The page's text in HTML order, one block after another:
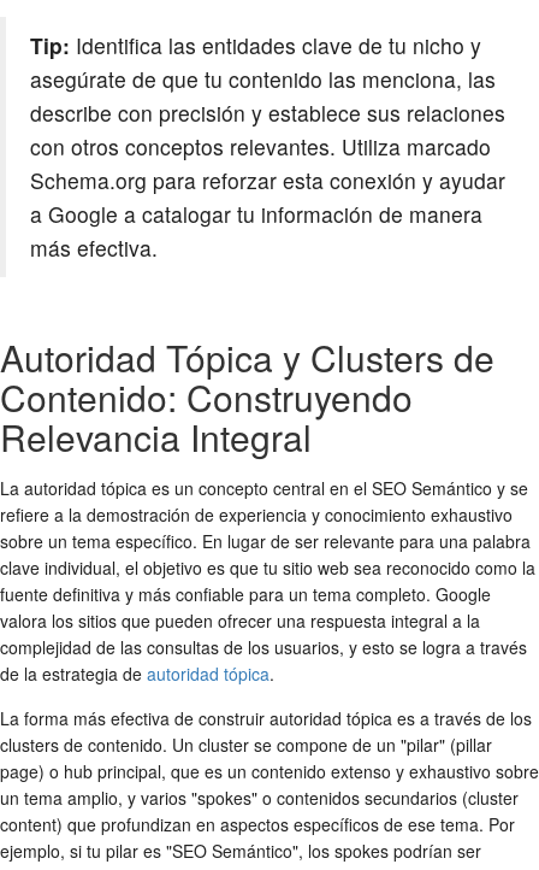
Tip: Identifica las entidades clave de tu nicho y
asegúrate de que tu contenido las menciona, las
describe con precisión y establece sus relaciones
con otros conceptos relevantes. Utiliza marcado
Schema.org para reforzar esta conexión y ayudar
a Google a catalogar tu información de manera
más efectiva.
Autoridad Tópica y Clusters de
Contenido: Construyendo
Relevancia Integral
La autoridad tópica es un concepto central en el SEO Semántico y se
refiere a la demostración de experiencia y conocimiento exhaustivo
sobre un tema específico. En lugar de ser relevante para una palabra
clave individual, el objetivo es que tu sitio web sea reconocido como la
fuente definitiva y más confiable para un tema completo. Google
valora los sitios que pueden ofrecer una respuesta integral a la
complejidad de las consultas de los usuarios, y esto se logra a través
de la estrategia de autoridad tópica.
La forma más efectiva de construir autoridad tópica es a través de los
clusters de contenido. Un cluster se compone de un "pilar" (pillar
page) o hub principal, que es un contenido extenso y exhaustivo sobre
un tema amplio, y varios "spokes" o contenidos secundarios (cluster
content) que profundizan en aspectos específicos de ese tema. Por
ejemplo, si tu pilar es "SEO Semántico", los spokes podrían ser